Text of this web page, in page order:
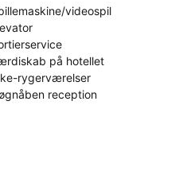
videospil
på hotellet
rygerværelser
reception